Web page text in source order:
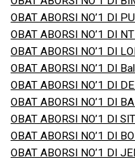
OBAT ABORSI NO’1 DI
OBAT ABORSI NO’1 DI
OBAT ABORSI NO’1 DI
OBAT ABORSI NO’1 DI
OBAT ABORSI NO’1 DI
OBAT ABORSI NO’1 DI
OBAT ABORSI NO’1 DI
OBAT ABORSI NO’1 DI
OBAT ABORSI NO’1 DI